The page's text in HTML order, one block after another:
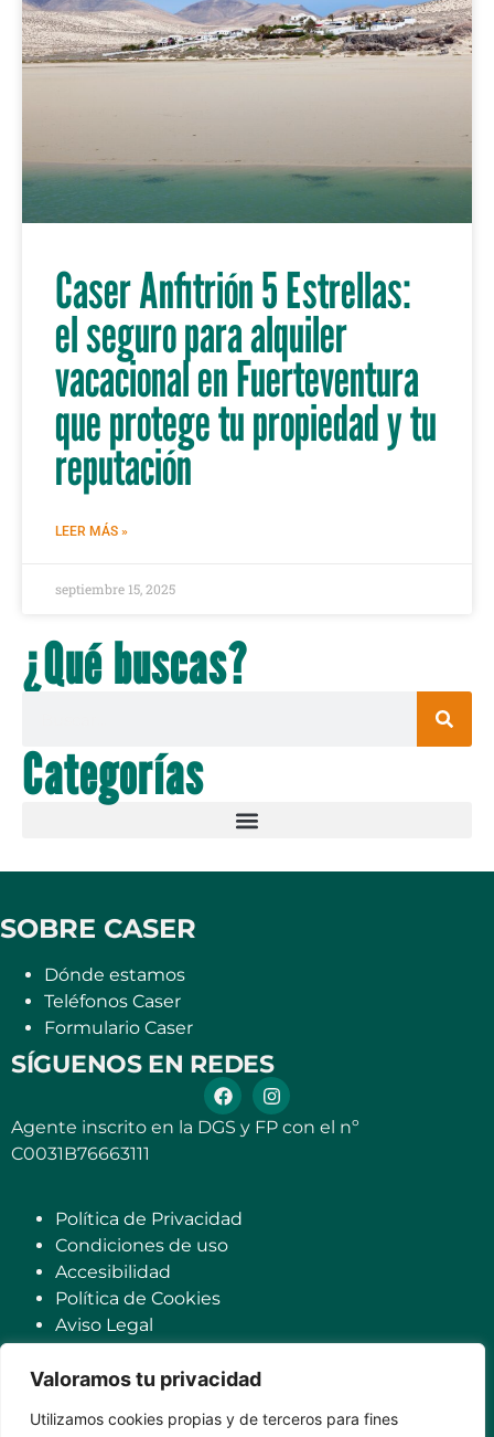
Valoramos tu privacidad
Utilizamos cookies propias y de terceros para fines
Caser Anfitrión 5 Estrellas:
el seguro para alquiler
vacacional en Fuerteventura
que protege tu propiedad y tu
reputación
LEER MÁS »
septiembre 15, 2025
¿Qué buscas?
Categorías
SOBRE CASER
Dónde estamos
Teléfonos Caser
Formulario Caser
SÍGUENOS EN REDES
Agente inscrito en la DGS y FP con el nº
C0031B76663111
Política de Privacidad
Condiciones de uso
Accesibilidad
Política de Cookies
Aviso Legal
Seguro para mascotas